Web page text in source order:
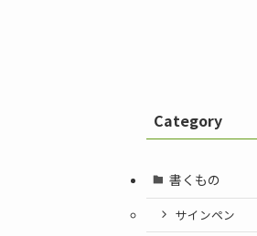
Category
書くもの
サインペン